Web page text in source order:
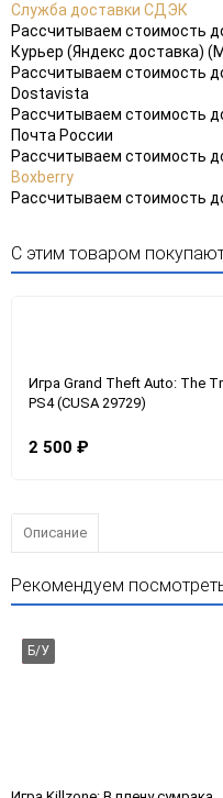
Служба доставки СДЭК
Рассчитываем стоимость
Курьер (Яндекс доставка)
Рассчитываем стоимость
Dostavista
Рассчитываем стоимость
Почта России
Рассчитываем стоимость
Boxberry
Рассчитываем стоимость
С этим товаром
Игра Grand Theft Auto: The
PS4 (CUSA 29729)
2 500 ₽
Описание
Рекомендуем
Б/У